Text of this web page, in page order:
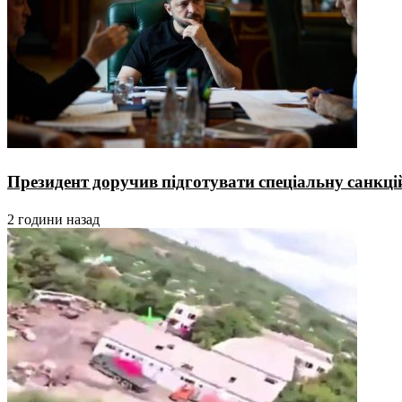
Президент доручив підготувати спеціальну
2 години назад